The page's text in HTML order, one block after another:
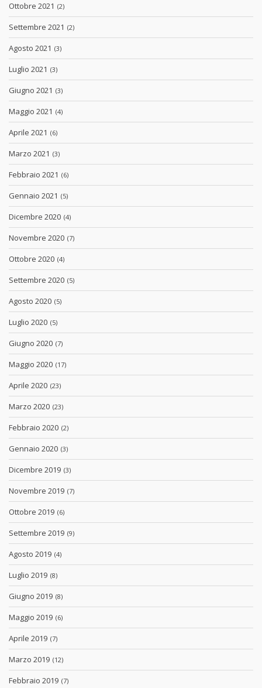
Ottobre 2021 (2)
Settembre 2021 (2)
Agosto 2021 (3)
Luglio 2021 (3)
Giugno 2021 (3)
Maggio 2021 (4)
Aprile 2021 (6)
Marzo 2021 (3)
Febbraio 2021 (6)
Gennaio 2021 (5)
Dicembre 2020 (4)
Novembre 2020 (7)
Ottobre 2020 (4)
Settembre 2020 (5)
Agosto 2020 (5)
Luglio 2020 (5)
Giugno 2020 (7)
Maggio 2020 (17)
Aprile 2020 (23)
Marzo 2020 (23)
Febbraio 2020 (2)
Gennaio 2020 (3)
Dicembre 2019 (3)
Novembre 2019 (7)
Ottobre 2019 (6)
Settembre 2019 (9)
Agosto 2019 (4)
Luglio 2019 (8)
Giugno 2019 (8)
Maggio 2019 (6)
Aprile 2019 (7)
Marzo 2019 (12)
Febbraio 2019 (7)